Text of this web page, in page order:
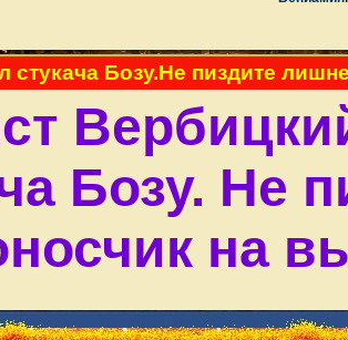
стукача Бозу.Не пиздите
Бозу. Не
на